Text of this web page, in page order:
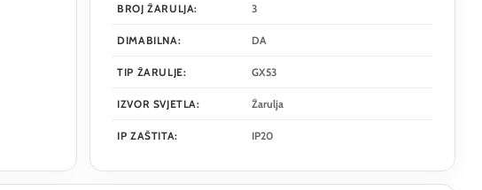
BROJ ŽARULJA: 3
DIMABILNA: DA
TIP ŽARULJE: GX53
IZVOR SVJETLA: Žarulja
IP ZAŠTITA: IP20